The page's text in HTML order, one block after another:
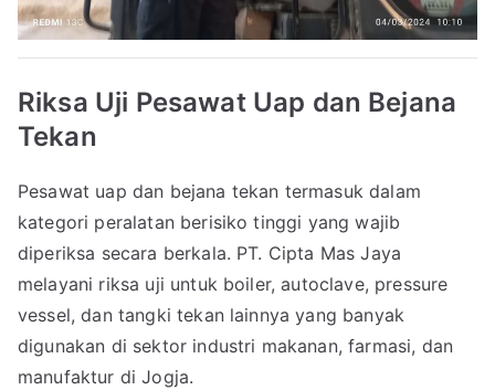
Riksa Uji Pesawat Uap dan Bejana
Tekan
Pesawat uap dan bejana tekan termasuk dalam
kategori peralatan berisiko tinggi yang wajib
diperiksa secara berkala. PT. Cipta Mas Jaya
melayani riksa uji untuk boiler, autoclave, pressure
vessel, dan tangki tekan lainnya yang banyak
digunakan di sektor industri makanan, farmasi, dan
manufaktur di Jogja.